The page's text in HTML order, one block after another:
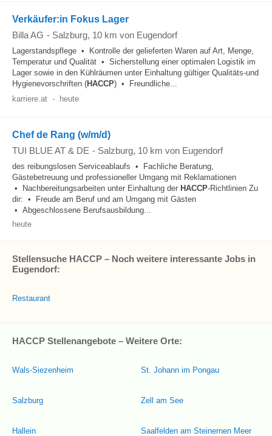
Verkäufer:in Fokus Lager
Billa AG - Salzburg, 10 km von Eugendorf
Lagerstandspflege • Kontrolle der gelieferten Waren auf Art, Menge,
Temperatur und Qualität • Sicherstellung einer optimalen Logistik im
Lager sowie in den Kühlräumen unter Einhaltung gültiger Qualitäts-und
Hygienevorschriften (HACCP) • Freundliche...
karriere.at - heute
Chef de Rang (w/m/d)
TUI BLUE AT & DE - Salzburg, 10 km von Eugendorf
des reibungslosen Serviceablaufs • Fachliche Beratung,
Gästebetreuung und professioneller Umgang mit Reklamationen
• Nachbereitungsarbeiten unter Einhaltung der HACCP-Richtlinien Zu
dir: • Freude am Beruf und am Umgang mit Gästen
• Abgeschlossene Berufsausbildung...
heute
Stellensuche HACCP – Noch weitere interessante Jobs in
Eugendorf:
Restaurant
HACCP Stellenangebote – Weitere Orte:
Wals-Siezenheim
Salzburg
Hallein
St. Johann im Pongau
Zell am See
Saalfelden am Steinernen Meer